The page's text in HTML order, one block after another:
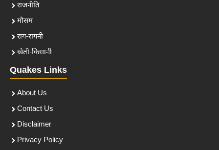
राजनीति
मौसम
राग-रागनी
खेती-किसानी
Quakes Links
About Us
Contact Us
Disclaimer
Privacy Policy